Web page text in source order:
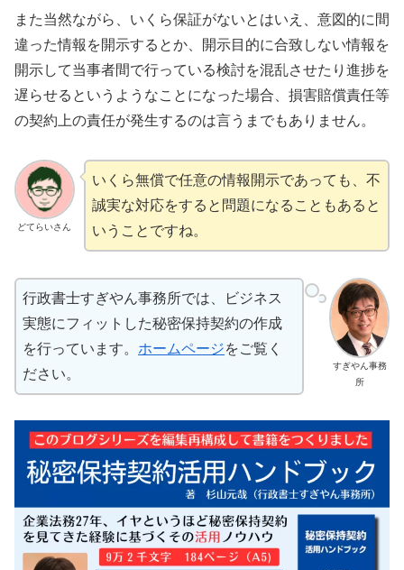
また当然ながら、いくら保証がないとはいえ、意図的に間
違った情報を開示するとか、開示目的に合致しない情報を
開示して当事者間で行っている検討を混乱させたり進捗を
遅らせるというようなことになった場合、損害賠償責任等
の契約上の責任が発生するのは言うまでもありません。
どてらいさん
いくら無償で任意の情報開示であっても、不
誠実な対応をすると問題になることもあると
いうことですね。
すぎやん事務
所
行政書士すぎやん事務所では、ビジネス
実態にフィットした秘密保持契約の作成
を行っています。 ホームページをご覧く
ださい。